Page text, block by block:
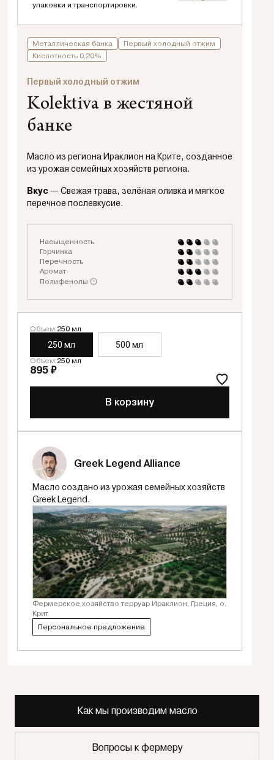
упаковки и транспортировки.
Металлическая банка
Первый холодный отжим
Кислотность 0,20%
Первый холодный отжим
Kolektiva в жестяной
банке
Масло из региона Ираклион на Крите, созданное
из урожая семейных хозяйств региона.
Вкус— Свежая трава, зелёная оливка и мягкое
перечное послевкусие.
Насыщенность
Горчинка
Перечность
Аромат
Полифенолы
Объем:250 мл
250 мл 500 мл
Объем:250 мл
895 ₽
В корзину
Greek Legend Alliance
Масло создано из урожая семейных хозяйств
Greek Legend.
Фермерское хозяйство терруар Ираклион, Греция, о.
Крит
Персональное предложение
Как мы производим масло
Вопросы к фермеру